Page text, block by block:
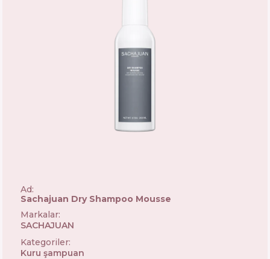
Ad:
Sachajuan Dry Shampoo Mousse
Markalar:
SACHAJUAN
Kategoriler:
Kuru şampuan